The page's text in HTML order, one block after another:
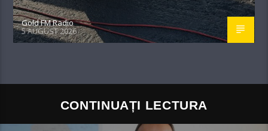
Gold FM Radio
5 AUGUST 2026
CONTINUAȚI LECTURA